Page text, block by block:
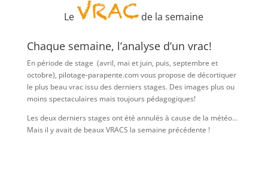
Le de la semaine
Chaque semaine, l’analyse d’un vrac!
En période de stage (avril, mai et juin, puis, septembre et
octobre), pilotage-parapente.com vous propose de décortiquer
le plus beau vrac issu des derniers stages. Des images plus ou
moins spectaculaires mais toujours pédagogiques!
Les deux derniers stages ont été annulés à cause de la météo…
Mais il y avait de beaux VRACS la semaine précédente !